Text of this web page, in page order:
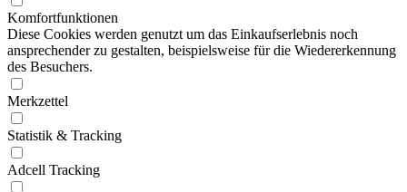
Komfortfunktionen
Diese Cookies werden genutzt um das Einkaufserlebnis noch
ansprechender zu gestalten, beispielsweise für die Wiedererkennung
des Besuchers.
Merkzettel
Statistik & Tracking
Adcell Tracking